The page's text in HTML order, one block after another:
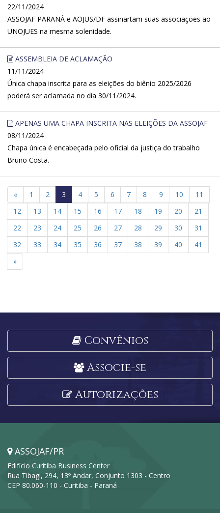
22/11/2024
ASSOJAF PARANÁ e AOJUS/DF assinartam suas associações ao
UNOJUES na mesma solenidade.
ASSEMBLEIA DE ACLAMAÇÃO
11/11/2024
Única chapa inscrita para as eleições do biênio 2025/2026
poderá ser aclamada no dia 30/11/2024.
APENAS UMA CHAPA INSCRITA NAS ELEIÇÕES DA ASSOJAF
08/11/2024
Chapa única é encabeçada pelo oficial da justiça do trabalho
Bruno Costa.
« 1 2 3 4 5 6 7 8 9 10
11
12
13 14 15 16 17 18 19 20
21
22
23 24 25 26 27 28 29 30
31
32
33 34 35 36 37 38 39 40
41
»
Convênios
Associe-se
Autorizações
ASSOJAF/PR
Edifício Curitiba Business Center
Rua Tibagi, 294, 13º Andar, Conjunto 1303 - Centro
CEP 80.060-110 - Curitiba - Paraná